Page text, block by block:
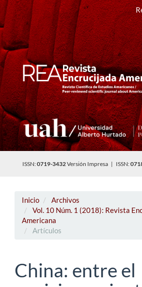
Navegación
principal
Contenido
principal
Barra
lateral
ISSN:0719-3432Versión Impresa | ISSN:
Inicio
Archivos
Vol. 10 Núm. 1 (2018): Revista
Americana
Artículos
China: entre el